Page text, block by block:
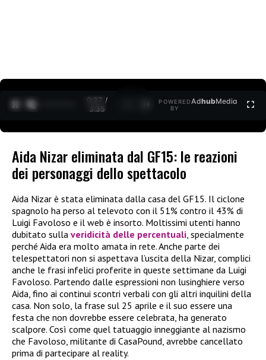
0:27 /
3:35
POWERED
BY
AdhubMedia
Aida Nizar eliminata dal GF15: le reazioni
dei personaggi dello spettacolo
Aida Nizar è stata eliminata dalla casa del GF15. Il ciclone
spagnolo ha perso al televoto con il 51% contro il 43% di
Luigi Favoloso e il web è insorto. Moltissimi utenti hanno
dubitato sulla veridicità delle percentuali, specialmente
perché Aida era molto amata in rete. Anche parte dei
telespettatori non si aspettava l’uscita della Nizar, complici
anche le frasi infelici proferite in queste settimane da Luigi
Favoloso. Partendo dalle espressioni non lusinghiere verso
Aida, fino ai continui scontri verbali con gli altri inquilini della
casa. Non solo, la frase sul 25 aprile e il suo essere una
festa che non dovrebbe essere celebrata, ha generato
scalpore. Così come quel tatuaggio inneggiante al nazismo
che Favoloso, militante di CasaPound, avrebbe cancellato
prima di partecipare al reality.